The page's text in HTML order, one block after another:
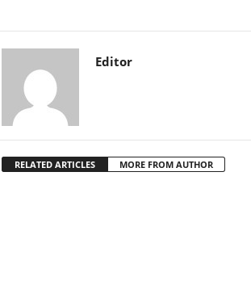
Editor
RELATED ARTICLES MORE FROM AUTHOR